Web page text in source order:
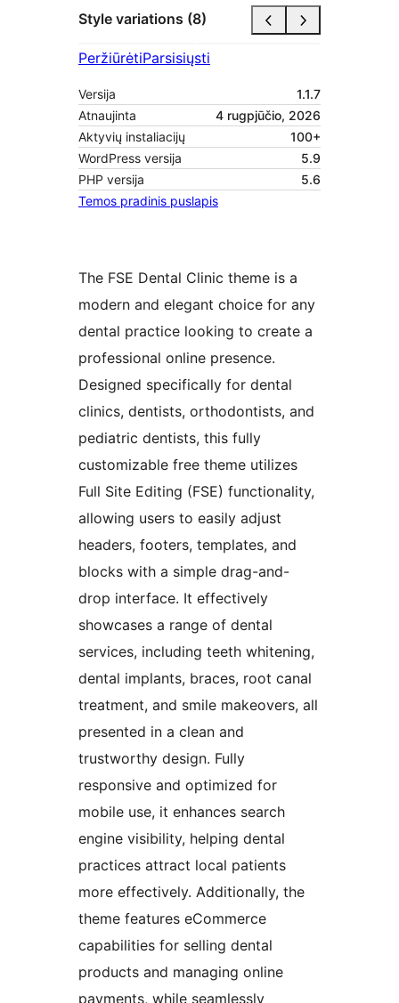
Style variations (8)
PeržiūrėtiParsisiųsti
Versija
1.1.7
Atnaujinta
4 rugpjūčio, 2026
Aktyvių instaliacijų
100+
WordPress versija
5.9
PHP versija
5.6
Temos pradinis puslapis
The FSE Dental Clinic theme is a
modern and elegant choice for any
dental practice looking to create a
professional online presence.
Designed specifically for dental
clinics, dentists, orthodontists, and
pediatric dentists, this fully
customizable free theme utilizes
Full Site Editing (FSE) functionality,
allowing users to easily adjust
headers, footers, templates, and
blocks with a simple drag-and-
drop interface. It effectively
showcases a range of dental
services, including teeth whitening,
dental implants, braces, root canal
treatment, and smile makeovers, all
presented in a clean and
trustworthy design. Fully
responsive and optimized for
mobile use, it enhances search
engine visibility, helping dental
practices attract local patients
more effectively. Additionally, the
theme features eCommerce
capabilities for selling dental
products and managing online
payments, while seamlessly